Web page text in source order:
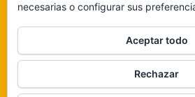
De ninguna manera
Veámos que hay
necesarias o configurar sus
Aceptar todo
Rechazar